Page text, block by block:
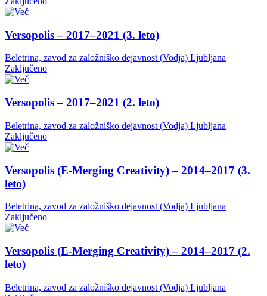
Versopolis – 2017–2021 (3. leto)
Beletrina, zavod za založniško dejavnost (Vodja) Ljubljana
Zaključeno
Versopolis – 2017–2021 (2. leto)
Beletrina, zavod za založniško dejavnost (Vodja) Ljubljana
Zaključeno
Versopolis (E-Merging Creativity) – 2014–2017 (3.
leto)
Beletrina, zavod za založniško dejavnost (Vodja) Ljubljana
Zaključeno
Versopolis (E-Merging Creativity) – 2014–2017 (2.
leto)
Beletrina, zavod za založniško dejavnost (Vodja) Ljubljana